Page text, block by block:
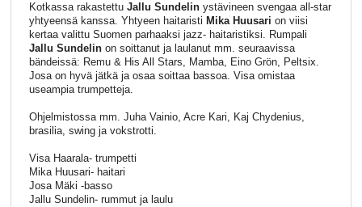
Kotkassa rakastettu Jallu Sundelinystävineen svengaa all-star
yhtyeensä kanssa. Yhtyeen haitaristi Mika Huusari on viisi
kertaa valittu Suomen parhaaksi jazz- haitaristiksi. Rumpali
Jallu Sundelinon soittanut ja laulanut mm. seuraavissa
bändeissä: Remu & His All Stars, Mamba, Eino Grön, Peltsix.
Josa on hyvä jätkä ja osaa soittaa bassoa. Visa omistaa
useampia trumpetteja.
Ohjelmistossa mm. Juha Vainio, Acre Kari, Kaj Chydenius,
brasilia, swing ja vokstrotti.
Visa Haarala- trumpetti
Mika Huusari- haitari
Josa Mäki -basso
Jallu Sundelin- rummut ja laulu